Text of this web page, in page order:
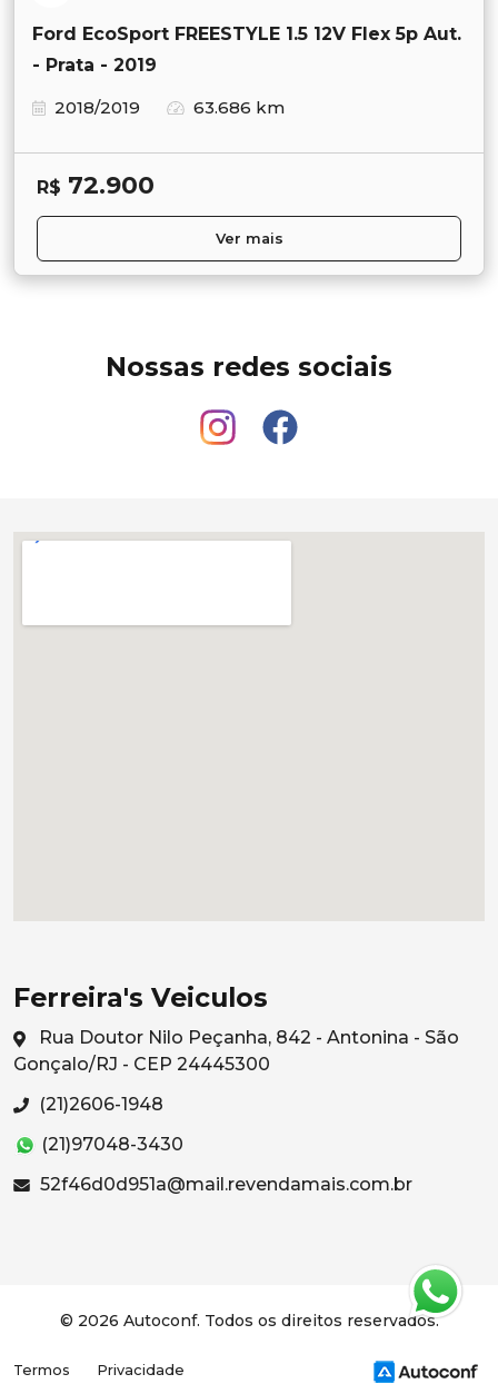
Ford EcoSport FREESTYLE 1.5 12V Flex 5p Aut.
- Prata - 2019
2018/2019
63.686 km
R$ 72.900
Ver mais
Nossas redes sociais
Ferreira's Veiculos
Rua Doutor Nilo Peçanha, 842 - Antonina - São
Gonçalo/RJ - CEP 24445300
(21)2606-1948
(21)97048-3430
52f46d0d951a@mail.revendamais.com.br
© 2026 Autoconf. Todos os direitos reservados.
Termos Privacidade